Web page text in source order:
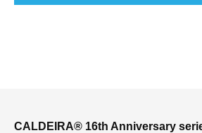
CALDEIRA® 16th Anniversary